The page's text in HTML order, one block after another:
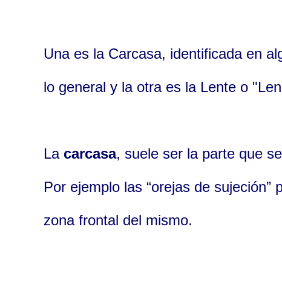
Una es la Carcasa, identificada en
lo general y la otra es la Lente o
La carcasa, suele ser la parte que
Por ejemplo las “orejas de
zona frontal del mismo.